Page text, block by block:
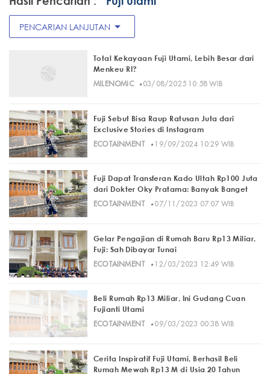
PENCARIAN LANJUTAN arrow_drop_down
Total Kekayaan Fuji Utami, Lebih Besar dari
Menkeu RI?
MILENOMIC· 03/08/2025 10:58 WIB
Fuji Sebut Bisa Raup Ratusan Juta dari
Exclusive Stories di Instagram
ECOTAINMENT
· 19/09/2024 10:29 WIB
Fuji Dapat Transferan Kado Ultah Rp100 Juta
dari Dokter Oky Pratama: Banyak Banget
ECOTAINMENT
· 07/11/2023 07:07 WIB
Gelar Pengajian di Rumah Baru Rp13 Miliar,
Fuji: Sah Dibayar Tunai
ECOTAINMENT
· 12/03/2023 12:49 WIB
Beli Rumah Rp13 Miliar, Ini Gudang Cuan
Fujianti Utami
ECOTAINMENT
· 09/03/2023 00:38 WIB
Cerita Inspiratif Fuji Utami, Berhasil Beli
Rumah Mewah Rp13 M di Usia 20 Tahun